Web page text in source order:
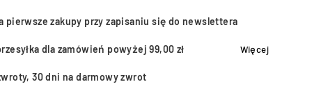
pierwsze zakupy przy zapisaniu się do newslettera
dla zamówień powyżej 99,00 zł Więcej
30 dni na darmowy zwrot